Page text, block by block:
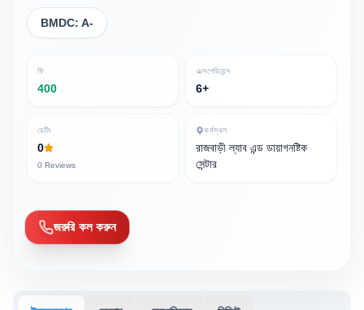
BMDC: A-
ফি
400
এক্সপেরিয়েন্স
6+
রেটিং
0
0 Reviews
কর্মস্থল
রাজবাড়ী ল্যাব এন্ড ডায়াগনষ্টিক
সেন্টার
জরুরি কল করুন